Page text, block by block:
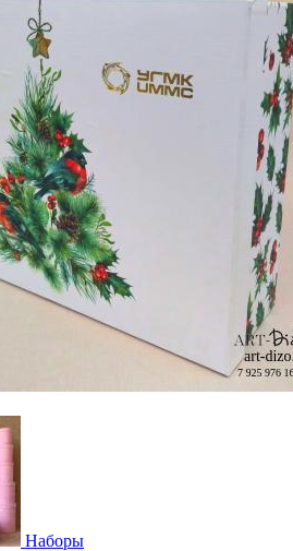
Наборы